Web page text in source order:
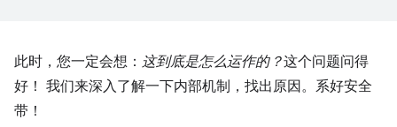
此时，您一定会想： 这到底是怎么运作的？这个问题问得
好！ 我们来深入了解一下内部机制，找出原因。系好安全
带！